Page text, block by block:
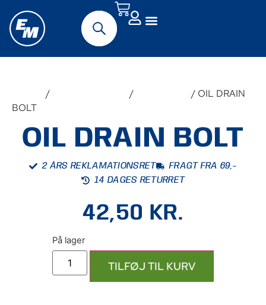
/ /
/ OIL DRAIN
BOLT
OIL DRAIN BOLT
2 ÅRS REKLAMATIONSRET
FRAGT FRA 69,-
14 DAGES RETURRET
42,50 KR.
TILFØJ TIL KURV